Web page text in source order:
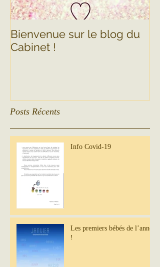
Bienvenue sur le blog du
Cabinet !
Posts Récents
Info Covid-19
Les premiers bébés de l’année
!